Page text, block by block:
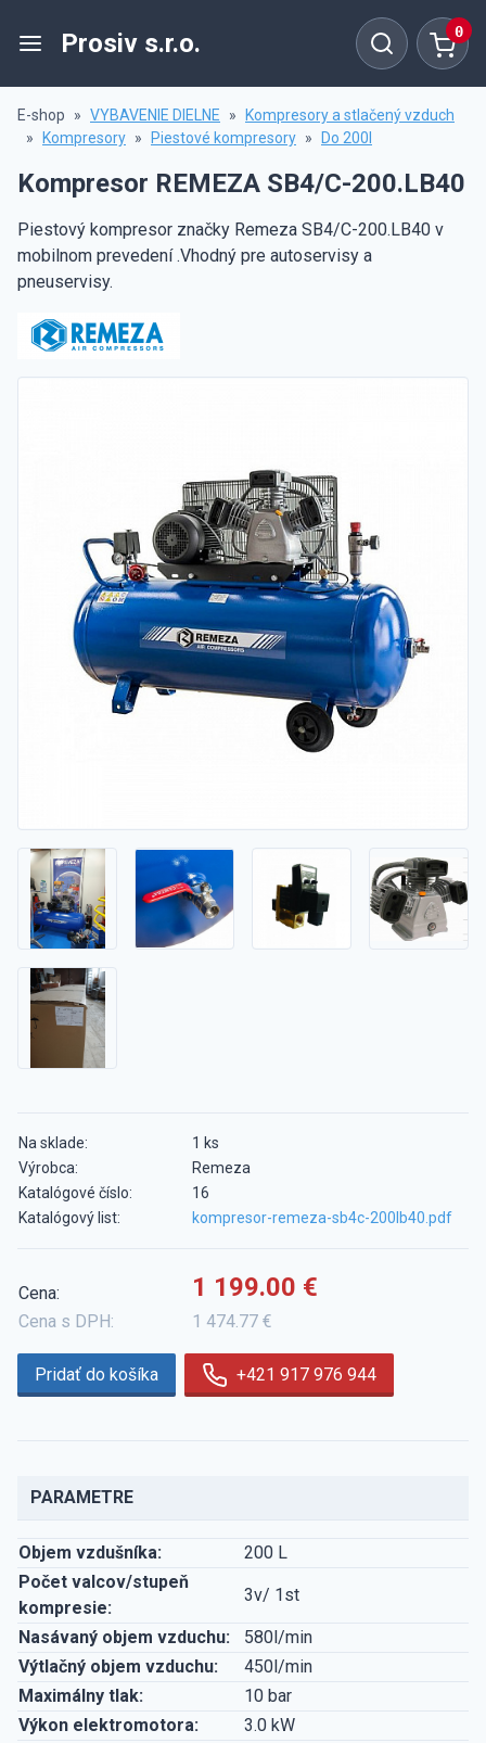
Prosiv s.r.o. 0
E-shop » VYBAVENIE DIELNE »
Kompresory a stlačený vzduch
»
Kompresory » Piestové kompresory » Do 200l
Kompresor REMEZA SB4/C-200.LB40
Piestový kompresor značky Remeza SB4/C-200.LB40 v
mobilnom prevedení .Vhodný pre autoservisy a
pneuservisy.
Na sklade:
1 ks
Výrobca:
Remeza
Katalógové číslo:
16
Katalógový list:
kompresor-remeza-sb4c-200lb40.pdf
Cena: 1 199.00 €
Cena s DPH: 1 474.77 €
Pridať do košíka +421 917 976 944
PARAMETRE
Objem vzdušníka:
200 L
Počet valcov/stupeň
kompresie:
3v/ 1st
Nasávaný objem vzduchu:
580l/min
Výtlačný objem vzduchu:
450l/min
Maximálny tlak:
10 bar
Výkon elektromotora:
3.0 kW